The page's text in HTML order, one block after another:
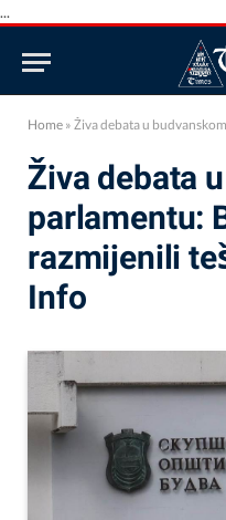
...
Home » Živa debata u budvanskom
Živa debata
parlamentu:
razmijenili
Info